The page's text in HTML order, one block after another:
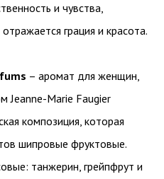
и чувства,
грация и красота.
– аромат для женщин,
Marie Faugier
композиция, которая
шипровые фруктовые.
танжерин, грейпфрут и